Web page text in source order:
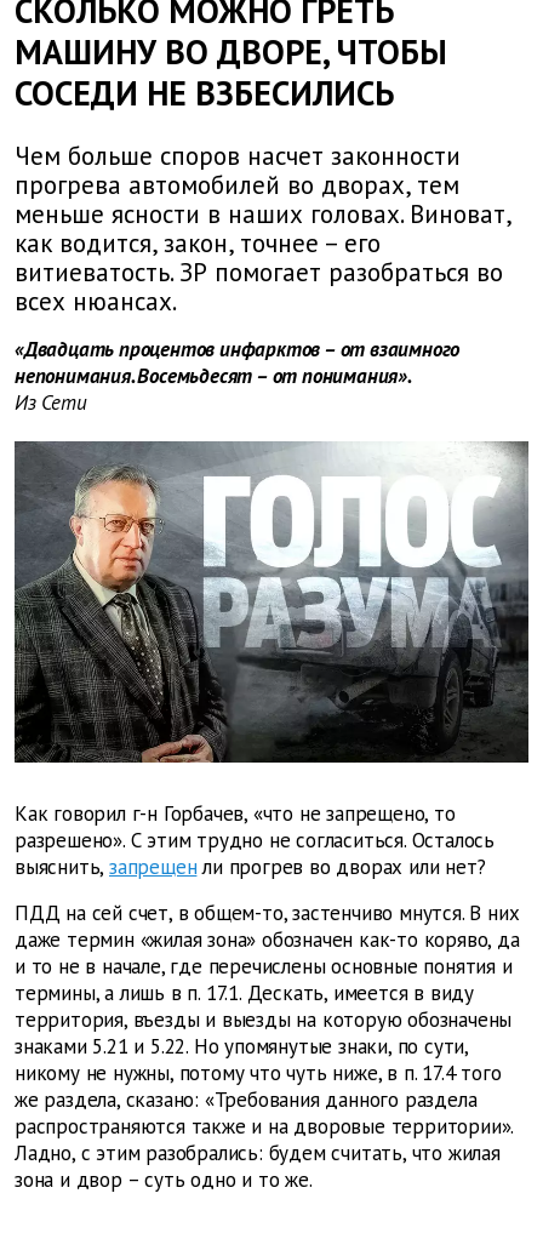
СКОЛЬКО МОЖНО ГРЕТЬ
МАШИНУ ВО ДВОРЕ, ЧТОБЫ
СОСЕДИ НЕ ВЗБЕСИЛИСЬ
Чем больше споров насчет законности
прогрева автомобилей во дворах, тем
меньше ясности в наших головах. Виноват,
как водится, закон, точнее – его
витиеватость. ЗР помогает разобраться во
всех нюансах.
«Двадцать процентов инфарктов – от взаимного
непонимания. Восемьдесят – от понимания».
Из Сети
Как говорил г-н Горбачев, «что не запрещено, то
разрешено». С этим трудно не согласиться. Осталось
выяснить, запрещенли прогрев во дворах или нет?
ПДД на сей счет, в общем-то, застенчиво мнутся. В них
даже термин «жилая зона» обозначен как-то коряво, да
и то не в начале, где перечислены основные понятия и
термины, а лишь в п. 17.1. Дескать, имеется в виду
территория, въезды и выезды на которую обозначены
знаками 5.21 и 5.22. Но упомянутые знаки, по сути,
никому не нужны, потому что чуть ниже, в п. 17.4 того
же раздела, сказано: «Требования данного раздела
распространяются также и на дворовые территории».
Ладно, с этим разобрались: будем считать, что жилая
зона и двор – суть одно и то же.